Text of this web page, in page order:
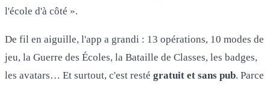
l'école d'à côté ».
De fil en aiguille, l'app a grandi : 13 opérations, 10 modes de
jeu, la Guerre des Écoles, la Bataille de Classes, les badges,
les avatars… Et surtout, c'est resté gratuit et sans pub. Parce